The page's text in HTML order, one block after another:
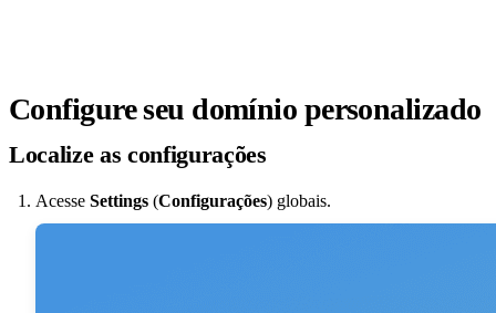
Configure seu domínio personalizado
Localize as configurações
Acesse Settings (Configurações) globais.